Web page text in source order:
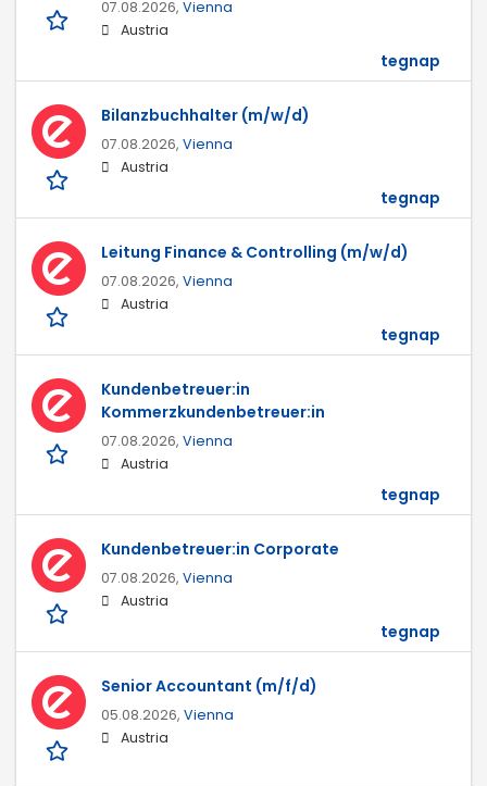
07.08.2026, Vienna
Austria
tegnap
Bilanzbuchhalter (m/w/d)
07.08.2026, Vienna
Austria
tegnap
Leitung Finance & Controlling (m/w/d)
07.08.2026, Vienna
Austria
tegnap
Kundenbetreuer:in
Kommerzkundenbetreuer:in
07.08.2026, Vienna
Austria
tegnap
Kundenbetreuer:in Corporate
07.08.2026, Vienna
Austria
tegnap
Senior Accountant (m/f/d)
05.08.2026, Vienna
Austria